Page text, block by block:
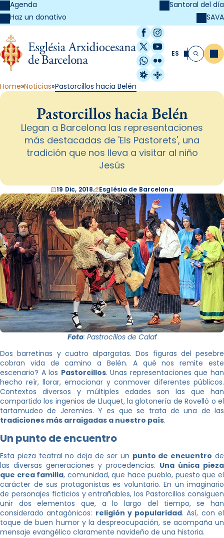
Agenda
Haz un donativo
Santoral del día
SAVA
Facebook
Instagram
X / Twitter
YouTube
WhatsApp
Flickr
Radio Estel
Catalunya
ES Buscar
Home Noticias Pastorcillos hacia Belén
Pastorcillos hacia Belén
Llegan a Barcelona las representaciones
más destacadas de 'Els Pastorets', una
tradición que nos lleva a visitar al niño
Jesús
19 Dic, 2018 Església de Barcelona
Foto: Pastrocillos de Calaf
Dos barretinas y cuatro alpargatas. Dos figuras del pesebre
cobran vida de camino a Belén. A qué nos remite este
escenario? A los Pastorcillos. Unas representaciones que han
hecho reír, llorar, emocionar y conmover diferentes públicos.
Contextos diversos y múltiples edades son las que han
compartido los ingenios de Lluquet, la glotonería de Rovelló o el
tartamudeo de Jeremies. Y es que se trata de una de las
tradiciones más arraigadas a nuestro país.
Un punto de encuentro
Esta pieza teatral no deja de ser un punto de encuentro de
las diversas generaciones y procedencias. Una única pieza
que crea familia, comunidad, que hace pueblo, puesto que el
carácter de sus protagonistas es voluntario. En un imaginario
de personajes ficticios y entrañables, los Pastorcillos consiguen
unir dos elementos que, a lo largo del tiempo, se han
considerado antagónicos: religión y popularidad. Así, con el
toque de buen humor y la despreocupación, se acompaña un
mensaje evangélico claramente navideño de una historia.